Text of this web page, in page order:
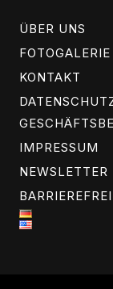
ÜBER UNS
FOTOGALERIE
KONTAKT
IMPRESSUM
NEWSLETTER